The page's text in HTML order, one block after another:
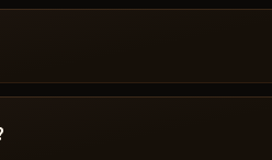
На время обновления
готов, чит снова появляется в
проблем решается за
Boot, антивирус. Поддержка